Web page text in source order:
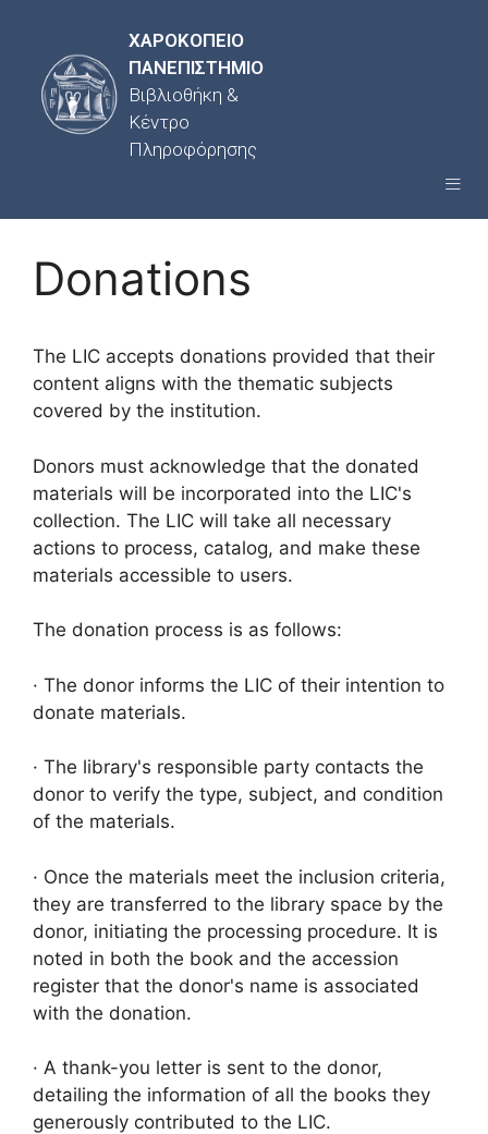
ΧΑΡΟΚΟΠΕΙΟ
ΠΑΝΕΠΙΣΤΗΜΙΟ
Βιβλιοθήκη &
Κέντρο
Πληροφόρησης
Donations
The LIC accepts donations provided that their
content aligns with the thematic subjects
covered by the institution.
Donors must acknowledge that the donated
materials will be incorporated into the LIC's
collection. The LIC will take all necessary
actions to process, catalog, and make these
materials accessible to users.
The donation process is as follows:
· The donor informs the LIC of their intention to
donate materials.
· The library's responsible party contacts the
donor to verify the type, subject, and condition
of the materials.
· Once the materials meet the inclusion criteria,
they are transferred to the library space by the
donor, initiating the processing procedure. It is
noted in both the book and the accession
register that the donor's name is associated
with the donation.
· A thank-you letter is sent to the donor,
detailing the information of all the books they
generously contributed to the LIC.